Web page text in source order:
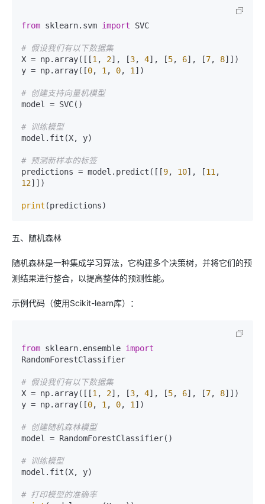
from sklearn.svm import SVC
# 假设我们有以下数据集
X = np.array([[1 , 2], [3, 4], [5, 6], [7, 8]])
y = np.array([0, 1 , 0, 1 ])
# 创建支持向量机模型
model = SVC()
# 训练模型
model.fit(X, y)
# 预测新样本的标签
predictions = model.predict([[9, 10], [11
12]])
print
五、随机森林
随机森林是一种集成学习算法，它构建多个决策树，并将它们的预
测结果进行整合，以提高整体的预测性能。
示例代码（使用Scikit-learn库）：
from sklearn.ensemble import
RandomForestClassifier
# 假设我们有以下数据集
X = np.array([[1 , 2], [3, 4], [5, 6], [7, 8]])
y = np.array([0, 1 , 0, 1 ])
# 创建随机森林模型
model = RandomForestClassifier()
# 训练模型
model.fit(X, y)
# 打印模型的准确率